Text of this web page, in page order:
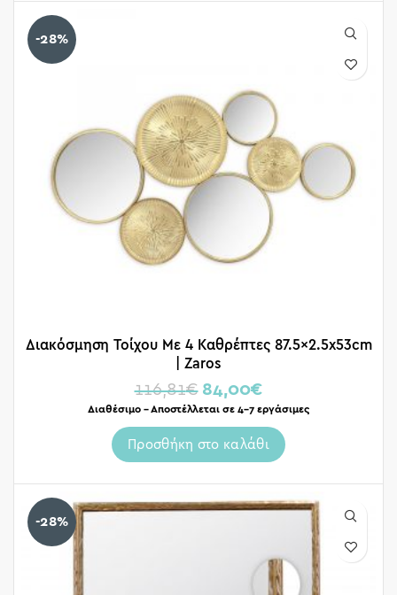
-28%
Διακόσμηση Τοίχου Με 4 Καθρέπτες 87.5×2.5x53cm
| Zaros
116,81€ 84,00€
Διαθέσιμο – Αποστέλλεται σε 4-7 εργάσιμες
Προσθήκη στο καλάθι
-28%